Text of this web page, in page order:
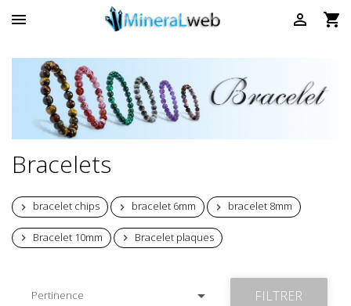
 

Bracelets
 bracelet chips  bracelet 6mm  bracelet 8mm
 Bracelet 10mm  Bracelet plaques
Pertinence  FILTRER